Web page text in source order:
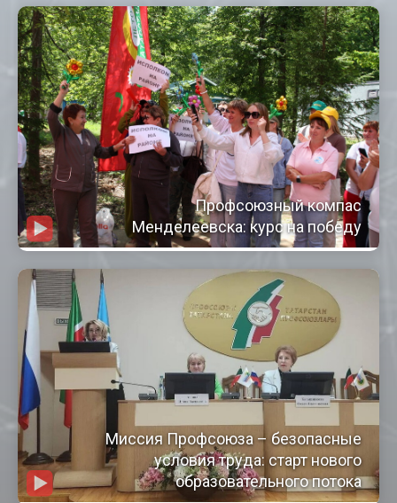
Профсоюзный компас
Менделеевска: курс на победу
Миссия Профсоюза – безопасные
условия труда: старт нового
образовательного потока